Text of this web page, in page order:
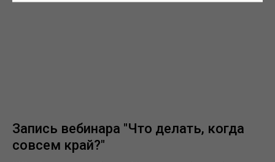
Запись вебинара "Что делать, когда
совсем край?"